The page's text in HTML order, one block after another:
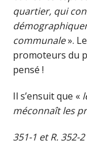
quartier, qui
communale».
promoteurs du
pensé !
Il s’ensuit que «
méconnaît les
351-1 et R. 352-